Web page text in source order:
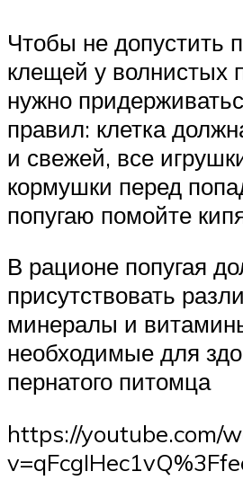
Чтобы не допустить
клещей у волнистых
нужно
правил: клетка
и свежей, все
кормушки перед
попугаю помойте
В рационе попугая
присутствовать
минералы и
необходимые для
пернатого питомца
https://youtube.com/